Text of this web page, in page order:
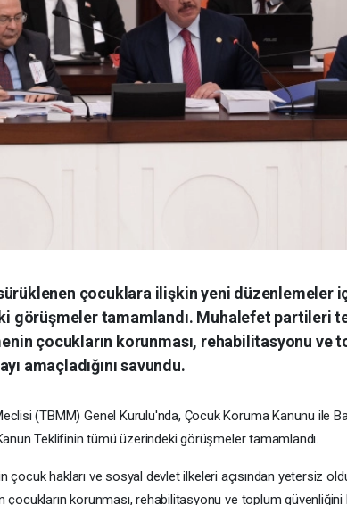
çocuklara ilişkin yeni düzenlemeler
görüşmeler tamamlandı. Muhalefet partileri
çocukların korunması, rehabilitasyonu ve
amaçladığını savundu.
(TBMM) Genel Kurulu'nda, Çocuk Koruma Kanunu ile
Teklifinin tümü üzerindeki görüşmeler tamamlandı.
hakları ve sosyal devlet ilkeleri açısından yetersiz
çocukların korunması, rehabilitasyonu ve toplum güvenliğini